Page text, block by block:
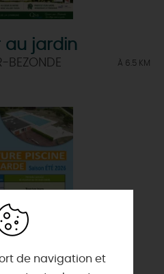
au jardin
BEZONDE À 6.5 KM
de navigation et